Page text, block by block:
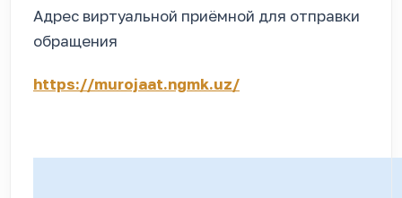
Адрес виртуальной приёмной для отправки
обращения
https://murojaat.ngmk.uz/